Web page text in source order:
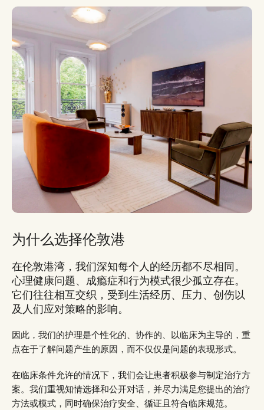
为什么选择伦敦港
在伦敦港湾，我们深知每个人的经历都不尽相同。
心理健康问题、成瘾症和行为模式很少孤立存在。
它们往往相互交织，受到生活经历、压力、创伤以
及人们应对策略的影响。
因此，我们的护理是个性化的、协作的、以临床为主导的，重
点在于了解问题产生的原因，而不仅仅是问题的表现形式。
在临床条件允许的情况下，我们会让患者积极参与制定治疗方
案。我们重视知情选择和公开对话，并尽力满足您提出的治疗
方法或模式，同时确保治疗安全、循证且符合临床规范。